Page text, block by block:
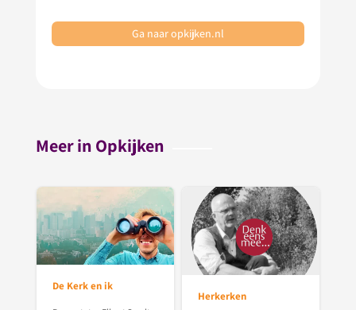
Ga naar opkijken.nl
Meer in Opkijken
De Kerk en ik
Herkerken